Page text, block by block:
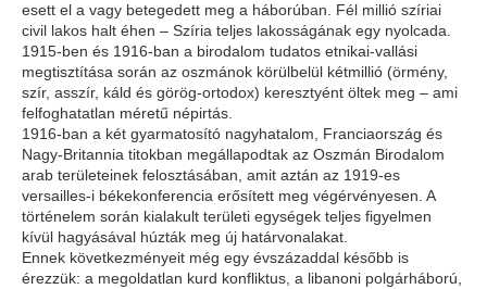
esett el a vagy betegedett meg a háborúban. Fél millió szíriai
civil lakos halt éhen – Szíria teljes lakosságának egy nyolcada.
1915-ben és 1916-ban a birodalom tudatos etnikai-vallási
megtisztítása során az oszmánok körülbelül kétmillió (örmény,
szír, asszír, káld és görög-ortodox) keresztyént öltek meg – ami
felfoghatatlan méretű népirtás.
1916-ban a két gyarmatosító nagyhatalom, Franciaország és
Nagy-Britannia titokban megállapodtak az Oszmán Birodalom
arab területeinek felosztásában, amit aztán az 1919-es
versailles-i békekonferencia erősített meg végérvényesen. A
történelem során kialakult területi egységek teljes figyelmen
kívül hagyásával húzták meg új határvonalakat.
Ennek következményeit még egy évszázaddal később is
érezzük: a megoldatlan kurd konfliktus, a libanoni polgárháború,